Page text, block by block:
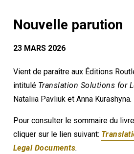
Nouvelle parution
23 MARS 2026
Vient de paraître aux Éditions
intitulé Translation Solutions for
Nataliia Pavliuk et Anna Kurashyna.
Pour consulter le sommaire du
cliquer sur le lien suivant:
Legal Documents.